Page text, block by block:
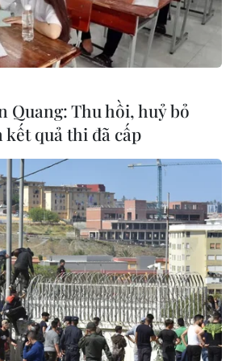
lần cho giáo viên
tác chưa
khích doanh
động giáo dục
vụ trọng tâm
2027
Quang: Thu hồi, huỷ bỏ
quả thi đã cấp